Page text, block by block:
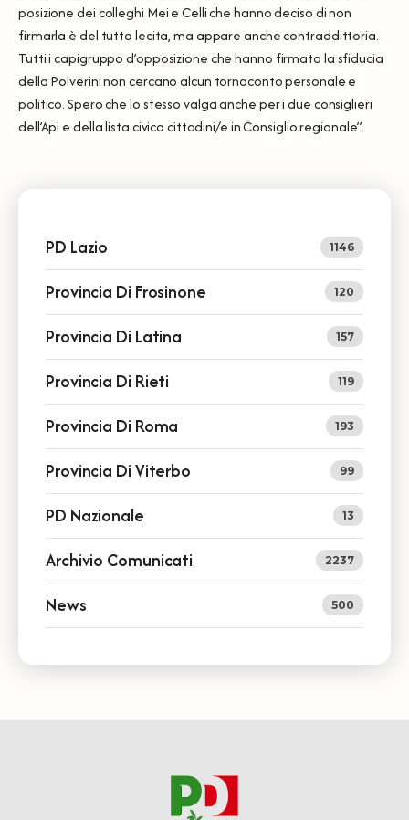
posizione dei colleghi Mei e Celli che hanno deciso di non
firmarla è del tutto lecita, ma appare anche contraddittoria.
Tutti i capigruppo d’opposizione che hanno firmato la sfiducia
della Polverini non cercano alcun tornaconto personale e
politico. Spero che lo stesso valga anche per i due consiglieri
dell’Api e della lista civica cittadini/e in Consiglio regionale”.
PD Lazio 1146
Provincia Di Frosinone 120
Provincia Di Latina 157
Provincia Di Rieti 119
Provincia Di Roma 193
Provincia Di Viterbo 99
PD Nazionale 13
Archivio Comunicati 2237
News 500